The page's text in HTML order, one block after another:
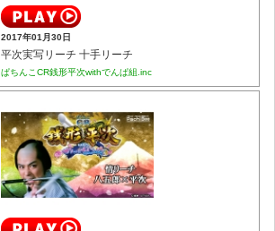
2017年01月30日
平次実写リーチ 十手リーチ
ぱちんこCR銭形平次withでんぱ組.inc